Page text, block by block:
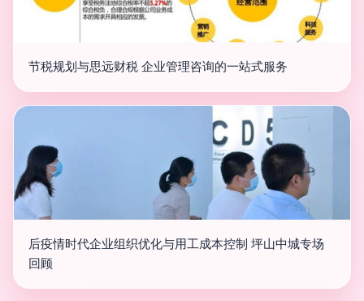
节税规划与思远财税 企业管理咨询的一站式服务
后疫情时代企业组织优化与用工成本控制 坪山中城专场
回顾